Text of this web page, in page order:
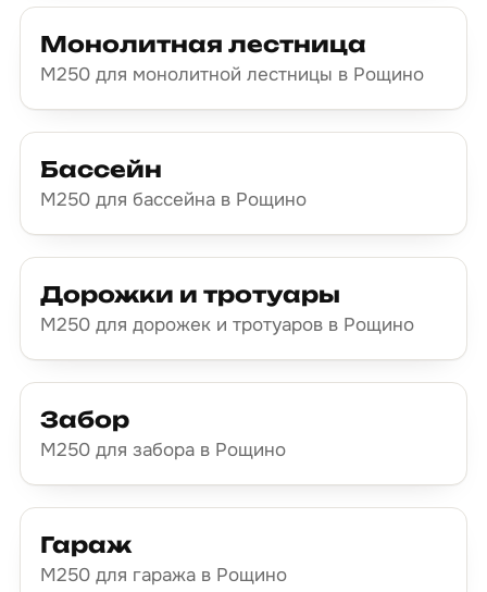
Монолитная лестница
М250 для монолитной лестницы в Рощино
Бассейн
М250 для бассейна в Рощино
Дорожки и тротуары
М250 для дорожек и тротуаров в Рощино
Забор
М250 для забора в Рощино
Гараж
М250 для гаража в Рощино